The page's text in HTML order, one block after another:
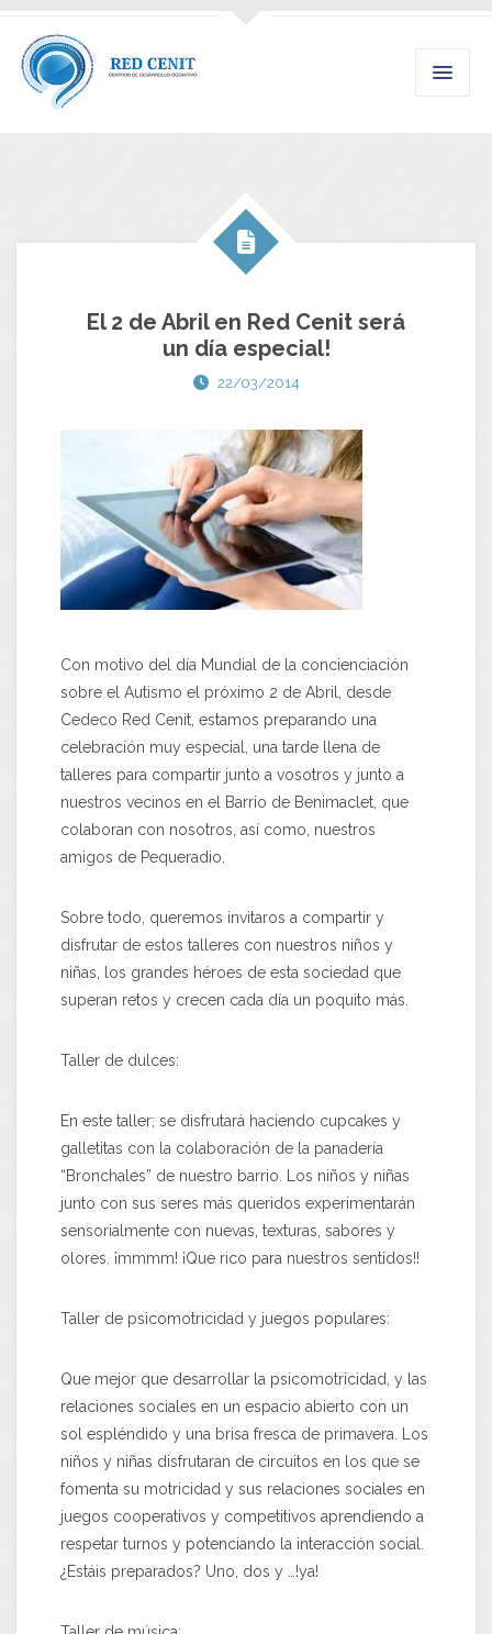
El 2 de Abril en Red Cenit será
un día especial!
22/03/2014
Con motivo del día Mundial de la concienciación
sobre el Autismo el próximo 2 de Abril, desde
Cedeco Red Cenit, estamos preparando una
celebración muy especial, una tarde llena de
talleres para compartir junto a vosotros y junto a
nuestros vecinos en el Barrio de Benimaclet, que
colaboran con nosotros, así como, nuestros
amigos de Pequeradio.
Sobre todo, queremos invitaros a compartir y
disfrutar de estos talleres con nuestros niños y
niñas, los grandes héroes de esta sociedad que
superan retos y crecen cada día un poquito más.
Taller de dulces:
En este taller; se disfrutará haciendo cupcakes y
galletitas con la colaboración de la panadería
“Bronchales” de nuestro barrio. Los niños y niñas
junto con sus seres más queridos experimentarán
sensorialmente con nuevas, texturas, sabores y
olores. ¡mmmm! ¡Que rico para nuestros sentidos!!
Taller de psicomotricidad y juegos populares:
Que mejor que desarrollar la psicomotricidad, y las
relaciones sociales en un espacio abierto con un
sol espléndido y una brisa fresca de primavera. Los
niños y niñas disfrutaran de circuitos en los que se
fomenta su motricidad y sus relaciones sociales en
juegos cooperativos y competitivos aprendiendo a
respetar turnos y potenciando la interacción social.
¿Estáis preparados? Uno, dos y …!ya!